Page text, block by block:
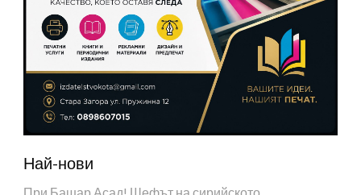
Най-нови